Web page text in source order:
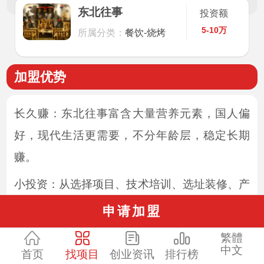
东北往事
所属分类： 餐饮-烧烤
投资额
5-10万
加盟优势
长久赚：东北往事富含大量营养元素，国人偏
好，现代生活更需要，不分年龄层，稳定长期
赚。
小投资：从选择项目、技术培训、选址装修、产
品试制、筹备开业，15天完成，装修简约省钱
有个性，其它物料总部送，小投资，市场成熟，
开店就赚，见效快！
申请加盟
首页 找项目 创业资讯 排行榜
繁體
中文